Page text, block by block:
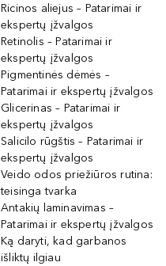
Ricinos aliejus – Patarimai ir
ekspertų įžvalgos
Retinolis – Patarimai ir
ekspertų įžvalgos
Pigmentinės dėmės –
Patarimai ir ekspertų įžvalgos
Glicerinas – Patarimai ir
ekspertų įžvalgos
Salicilo rūgštis – Patarimai ir
ekspertų įžvalgos
Veido odos priežiūros rutina:
teisinga tvarka
Antakių laminavimas –
Patarimai ir ekspertų įžvalgos
Ką daryti, kad garbanos
išliktų ilgiau